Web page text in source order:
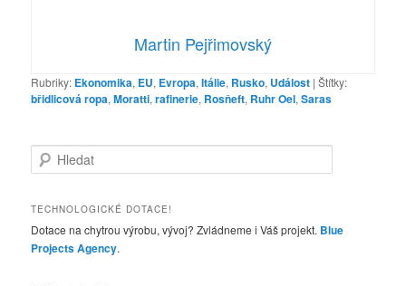
Martin Pejřimovský
Rubriky: Ekonomika, EU, Evropa,Itálie, Rusko, Událost |Štítky:
břidlicová ropa,Moratti,rafinerie, Rosňeft, Ruhr Oel,Saras
l
d
t
TECHNOLOGICKÉ DOTACE!
Dotace na chytrou výrobu, vývoj? Zvládneme i Váš projekt. Blue
Projects Agency.